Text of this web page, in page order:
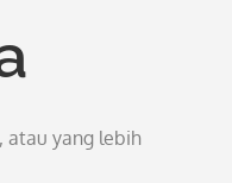
atau yang lebih